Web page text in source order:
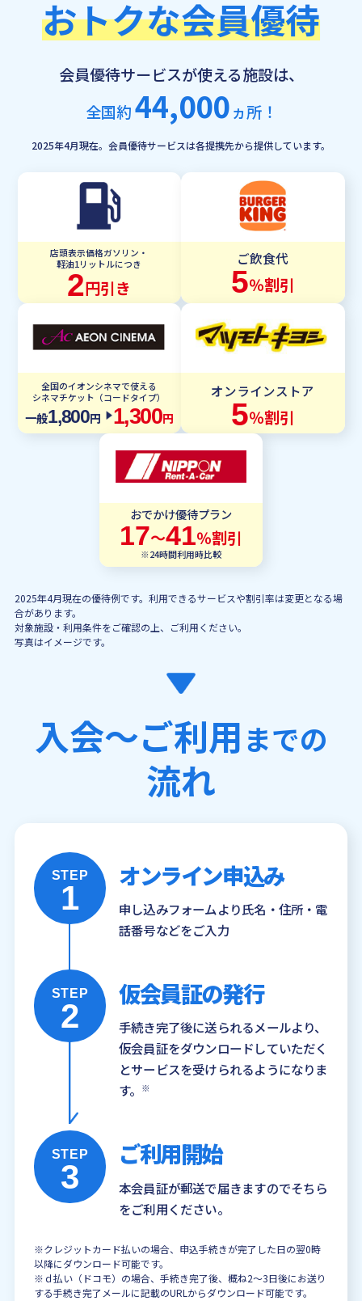
おトクな会員優待
会員優待サービスが使える施設は、
全国約44,000ヵ所！
2025年4月現在。会員優待サービスは各提携先から提供しています。
店頭表示価格ガソリン・
軽油1リットルにつき
2円引き
ご飲食代
5％割引
全国のイオンシネマで使える
シネマチケット（コードタイプ）
一般1,800円 1,300円
オンラインストア
5％割引
おでかけ優待プラン
17〜41％割引
※24時間利用時比較
2025年4月現在の優待例です。利用できるサービスや割引率は変更となる場
合があります。
対象施設・利用条件をご確認の上、ご利用ください。
写真はイメージです。
入会〜ご利用までの
流れ
STEP
1
オンライン申込み
申し込みフォームより氏名・住所・電
話番号などをご入力
STEP
2
仮会員証の発行
手続き完了後に送られるメールより、
仮会員証をダウンロードしていただく
とサービスを受けられるようになりま
す。
※
STEP
3
ご利用開始
本会員証が郵送で届きますのでそちら
をご利用ください。
※クレジットカード払いの場合、申込手続きが完了した日の翌0時
以降にダウンロード可能です。
※ｄ払い（ドコモ）の場合、手続き完了後、概ね2～3日後にお送り
する手続き完了メールに記載のURLからダウンロード可能です。